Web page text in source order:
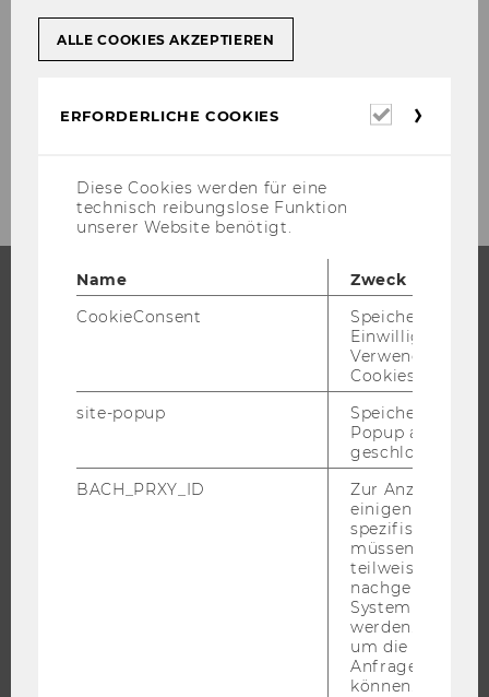
that takes all dates into ac­count.
[vgl. www.sa­p­in­fo.net/glos­sa­ry (6.01.2002), URL]
STUDIUM
BACHELOR
EXECUTIVE EDUCATION
INTERNATIONALE UND INCOMING EXCHANGE STUDIERENDE
ANGEBOTE FÜR SCHULEN UND STUDIENINTERESSIERTE
ALLE COOKIES AKZEPTIEREN
ERFORDERLICHE COOKIES
Diese Cookies werden für eine
technisch reibungslose Funktion
unserer Website benötigt.
Name
Zweck
CookieConsent
Speichert Ihre
Einwilligung zur
Verwendung von
Cookies.
site-popup
Speichert ob ein
Popup
geschlossen
BACH_PRXY_ID
Zur Anzeige von
einigen WU-
spezifischen
müssen
teilweise von
nachgelagerten
System
werden.
um die Antwort
Anfrage
können.